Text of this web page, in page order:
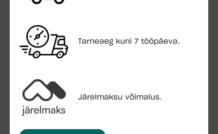
Tarneaeg kuni 7 tööpäeva.
Järelmaksu võimalus.
Aiamaja hooldamine